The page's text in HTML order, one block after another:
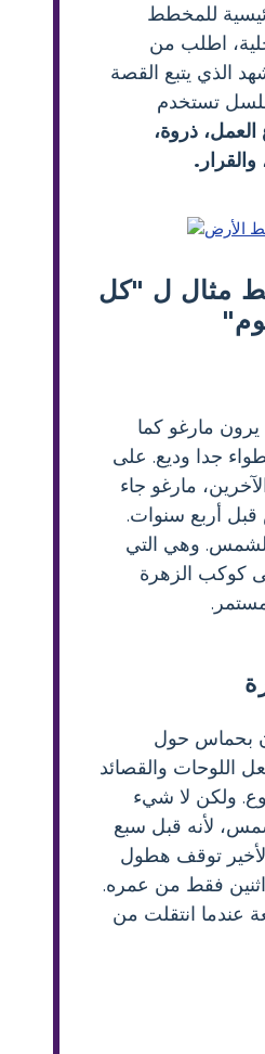
للمخطط
اطلب من
الذي يتبع القصة
تستخدم
العمل، ذروة،
والقرار.
مثال ل "كل
يرون مارغو كما
جدا وديع. على
مارغو جاء
أربع سنوات.
وهي التي
كوكب الزهرة
بحماس حول
اللوحات والقصائد
ولكن لا شيء
لأنه قبل سبع
توقف هطول
اثنين فقط من عمره.
عندما انتقلت من